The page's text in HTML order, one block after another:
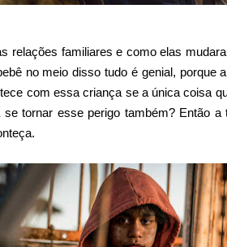
relações familiares e como elas
no meio disso tudo é genial, porque
com essa criança se a única coisa
tornar esse perigo também? Então a